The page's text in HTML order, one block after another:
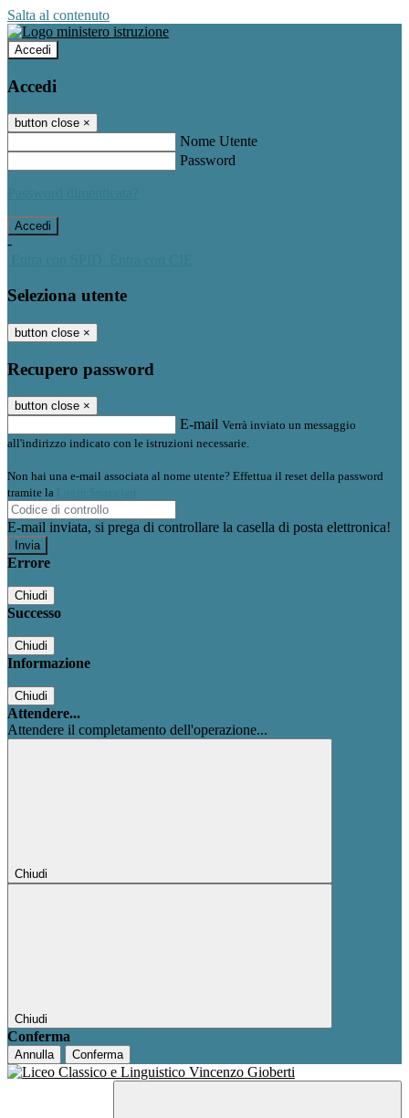
Salta al contenuto
Accedi
Accedi
button close ×
Nome Utente
Password
-
Seleziona utente
button close ×
Recupero password
button close ×
E-mail Verrà inviato un messaggio
all'indirizzo indicato con le istruzioni necessarie.
Non hai una e-mail associata al nome utente? Effettua il reset della password
tramite la
E-mail inviata, si prega di controllare la casella di posta elettronica!
Errore
Chiudi
Successo
Chiudi
Informazione
Chiudi
Attendere...
Attendere il completamento dell'operazione...
Chiudi
Chiudi
Conferma
Annulla Conferma